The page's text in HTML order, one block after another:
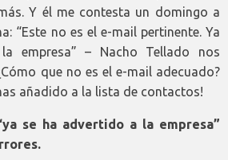
Y él me contesta un domingo a
“Este no es el e-mail pertinente. Ya
empresa” – Nacho Tellado nos
que no es el e-mail adecuado?
añadido a la lista de contactos!
se ha advertido a la empresa”